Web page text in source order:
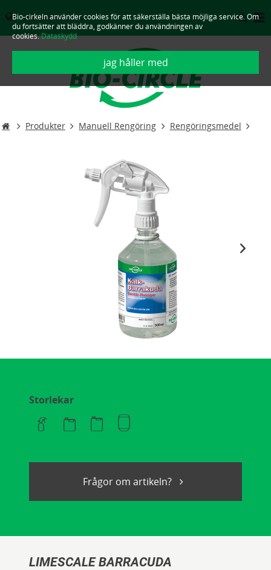
Bio-cirkeln använder cookies för att säkerställa bästa möjliga service. Om
du fortsätter att bläddra, godkänner du användningen av
cookies.Dataskydd
jag håller med
SVERIGE - SVENSKA
Produkter Manuell Rengöring Rengöringsmedel
LIMESCALE BARRACUDA
Storlekar
Frågor om artikeln?